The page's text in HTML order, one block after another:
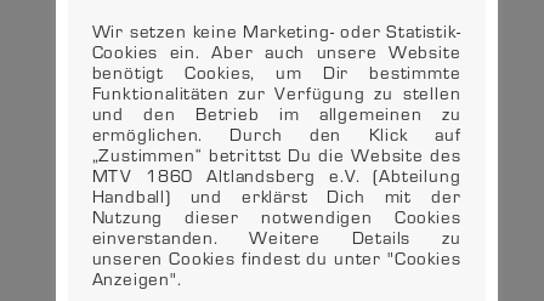
Wir setzen keine Marketing- oder Statistik-
Cookies ein. Aber auch unsere Website
benötigt Cookies, um Dir bestimmte
Funktionalitäten zur Verfügung zu stellen
und den Betrieb im allgemeinen zu
ermöglichen. Durch den Klick auf
„Zustimmen“ betrittst Du die Website des
MTV 1860 Altlandsberg e.V. (Abteilung
Handball) und erklärst Dich mit der
Nutzung dieser notwendigen Cookies
einverstanden. Weitere Details zu
unseren Cookies findest du unter "Cookies
Anzeigen".